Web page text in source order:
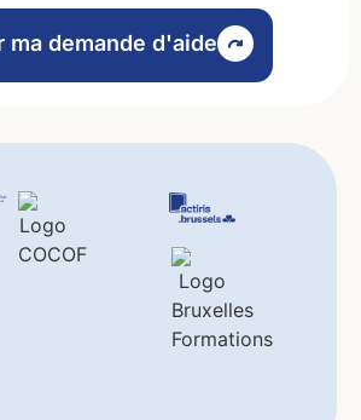
ma demande d'aide